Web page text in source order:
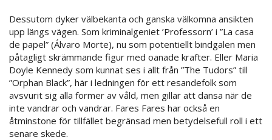
Dessutom dyker välbekanta och ganska välkomna ansikten
upp längs vägen. Som kriminalgeniet ’Professorn’ i ”La casa
de papel” (Álvaro Morte), nu som potentiellt bindgalen men
påtagligt skrämmande figur med oanade krafter. Eller Maria
Doyle Kennedy som kunnat ses i allt från ”The Tudors” till
”Orphan Black”, här i ledningen för ett resandefolk som
avsvurit sig alla former av våld, men gillar att dansa när de
inte vandrar och vandrar. Fares Fares har också en
åtminstone för tillfället begränsad men betydelsefull roll i ett
senare skede.